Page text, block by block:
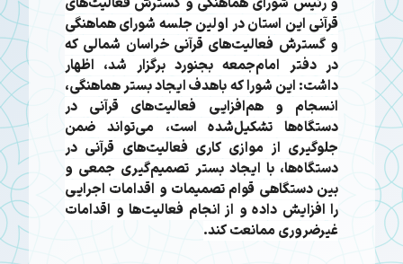
قرآنی این استان در اولین جلسه شورای هماهنگی
و گسترش فعالیت‌های قرآنی خراسان شمالی که
در دفتر امام‌جمعه بجنورد برگزار شد، اظهار
داشت: این شورا که باهدف ایجاد بستر هماهنگی،
انسجام و هم‌افزایی فعالیت‌های قرآنی در
دستگاه‌ها تشکیل‌شده است، می‌تواند ضمن
جلوگیری از موازی کاری فعالیت‌های قرآنی در
دستگاه‌ها، با ایجاد بستر تصمیم‌گیری جمعی و
بین دستگاهی قوام تصمیمات و اقدامات اجرایی
را افزایش داده و از انجام فعالیت‌ها و اقدامات
غیرضروری ممانعت کند.